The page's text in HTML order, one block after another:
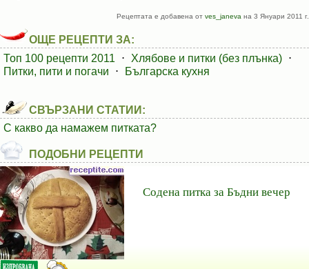
Рецептата е добавена от ves_janeva на 3 Януари 2011 г.
ОЩЕ РЕЦЕПТИ ЗА:
Топ 100 рецепти 2011
⋅ Хлябове и питки (без плънка) ⋅
Питки, пити и погачи
⋅ Българска кухня
СВЪРЗАНИ СТАТИИ:
С какво да намажем питката?
ПОДОБНИ РЕЦЕПТИ
Содена питка за Бъдни вечер